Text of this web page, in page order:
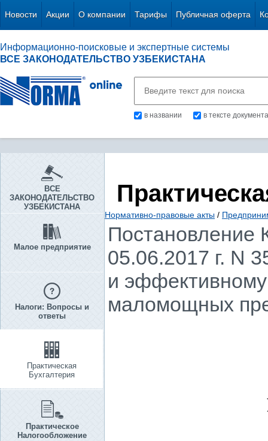
Новости Акции О компании Тарифы Публичная оферта
Информационно-поисковые и экспертные системы
ВСЕ ЗАКОНОДАТЕЛЬСТВО УЗБЕКИСТАНА
в названии в тексте документа
ВСЕ
ЗАКОНОДАТЕЛЬСТВО
УЗБЕКИСТАНА
Малое предприятие
Налоги: Вопросы и
ответы
Практическая
Бухгалтерия
Практическое
Налогообложение
Нормативно-правовые акты /
Постановление
05.06.2017 г. N
и
маломощных